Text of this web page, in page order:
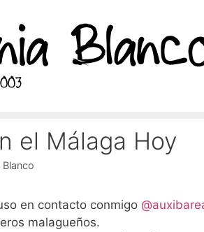
el Málaga Hoy
Blanco
en contacto conmigo
malagueños.